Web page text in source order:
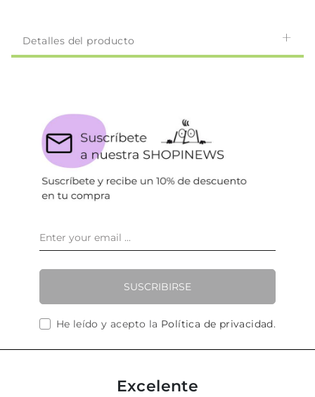
Detalles del producto
SUSCRIBIRSE
He leído y acepto la Política de privacidad.
Excelente